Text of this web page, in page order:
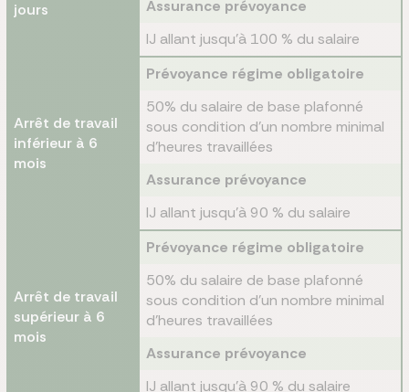
jours
Assurance prévoyance
IJ allant jusqu'à 100 % du salaire
Arrêt de travail
inférieur à 6
mois
Prévoyance régime obligatoire
50% du salaire de base plafonné
sous condition d'un nombre minimal
d'heures travaillées
Assurance prévoyance
IJ allant jusqu'à 90 % du salaire
Arrêt de travail
supérieur à 6
mois
Prévoyance régime obligatoire
50% du salaire de base plafonné
sous condition d'un nombre minimal
d'heures travaillées
Assurance prévoyance
IJ allant jusqu'à 90 % du salaire